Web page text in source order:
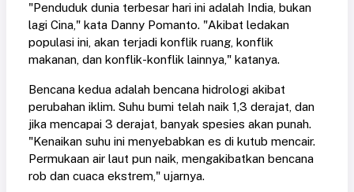
"Penduduk dunia terbesar hari ini adalah India, bukan
lagi Cina," kata Danny Pomanto. "Akibat ledakan
populasi ini, akan terjadi konflik ruang, konflik
makanan, dan konflik-konflik lainnya," katanya.
Bencana kedua adalah bencana hidrologi akibat
perubahan iklim. Suhu bumi telah naik 1,3 derajat, dan
jika mencapai 3 derajat, banyak spesies akan punah.
"Kenaikan suhu ini menyebabkan es di kutub mencair.
Permukaan air laut pun naik, mengakibatkan bencana
rob dan cuaca ekstrem," ujarnya.